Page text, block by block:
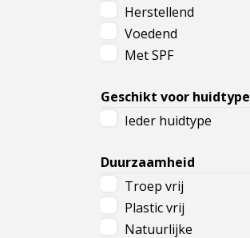
Herstellend
Voedend
Met SPF
Geschikt voor huidtype
Ieder huidtype
Duurzaamheid
Troep vrij
Plastic vrij
Natuurlijke